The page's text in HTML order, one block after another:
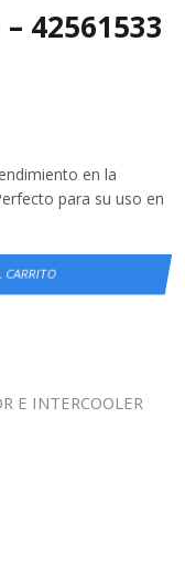
– 42561533
en la
para su uso en
CARRITO
E INTERCOOLER